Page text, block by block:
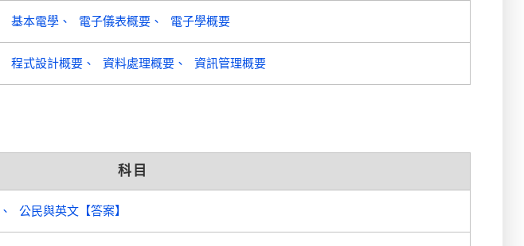
基本電學 電子儀表概要 電子學概要
程式設計概要 資料處理概要 資訊管理概要
科目
公民與英文【答案】